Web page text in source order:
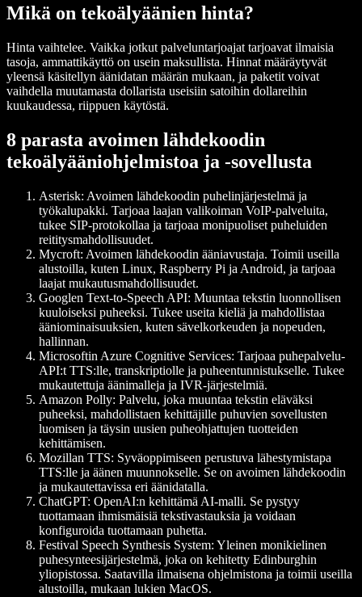
Mikä on tekoälyäänien hinta?
Hinta vaihtelee. Vaikka jotkut palveluntarjoajat tarjoavat ilmaisia
tasoja, ammattikäyttö on usein maksullista. Hinnat määräytyvät
yleensä käsitellyn äänidatan määrän mukaan, ja paketit voivat
vaihdella muutamasta dollarista useisiin satoihin dollareihin
kuukaudessa, riippuen käytöstä.
8 parasta avoimen lähdekoodin
tekoälyääniohjelmistoa ja -sovellusta
Asterisk: Avoimen lähdekoodin puhelinjärjestelmä ja
työkalupakki. Tarjoaa laajan valikoiman VoIP-palveluita,
tukee SIP-protokollaa ja tarjoaa monipuoliset puheluiden
reititysmahdollisuudet.
Mycroft: Avoimen lähdekoodin ääniavustaja. Toimii useilla
alustoilla, kuten Linux, Raspberry Pi ja Android, ja tarjoaa
laajat mukautusmahdollisuudet.
Googlen Text-to-Speech API: Muuntaa tekstin luonnollisen
kuuloiseksi puheeksi. Tukee useita kieliä ja mahdollistaa
ääniominaisuuksien, kuten sävelkorkeuden ja nopeuden,
hallinnan.
Microsoftin Azure Cognitive Services: Tarjoaa puhepalvelu-
API:t TTS:lle, transkriptiolle ja puheentunnistukselle. Tukee
mukautettuja äänimalleja ja IVR-järjestelmiä.
Amazon Polly: Palvelu, joka muuntaa tekstin eläväksi
puheeksi, mahdollistaen kehittäjille puhuvien sovellusten
luomisen ja täysin uusien puheohjattujen tuotteiden
kehittämisen.
Mozillan TTS: Syväoppimiseen perustuva lähestymistapa
TTS:lle ja äänen muunnokselle. Se on avoimen lähdekoodin
ja mukautettavissa eri äänidatalla.
ChatGPT: OpenAI:n kehittämä AI-malli. Se pystyy
tuottamaan ihmismäisiä tekstivastauksia ja voidaan
konfiguroida tuottamaan puhetta.
Festival Speech Synthesis System: Yleinen monikielinen
puhesynteesijärjestelmä, joka on kehitetty Edinburghin
yliopistossa. Saatavilla ilmaisena ohjelmistona ja toimii useilla
alustoilla, mukaan lukien MacOS.